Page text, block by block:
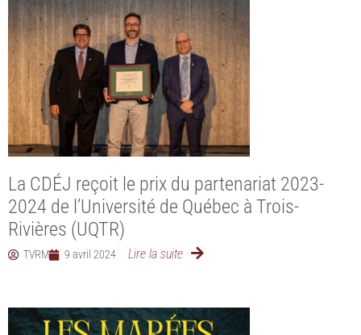
La CDÉJ reçoit le prix du partenariat 2023-
2024 de l’Université de Québec à Trois-
Rivières (UQTR)
TVRM 9 avril 2024 Lire la suite